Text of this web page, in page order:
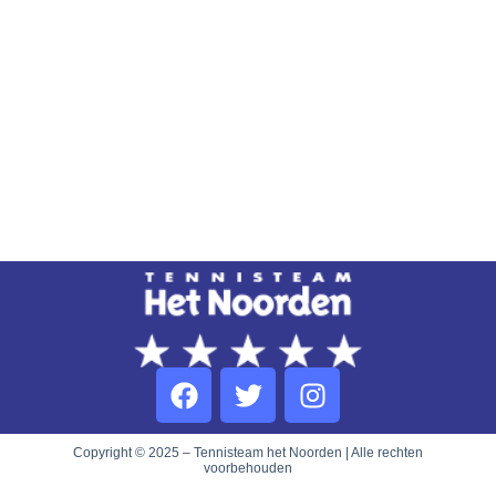
Copyright © 2025 – Tennisteam het Noorden | Alle rechten
voorbehouden